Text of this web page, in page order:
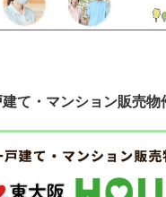
て・マンション販売物